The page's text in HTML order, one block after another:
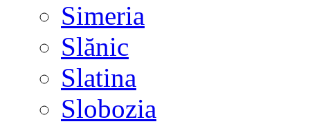
Simeria
Slănic
Slatina
Slobozia